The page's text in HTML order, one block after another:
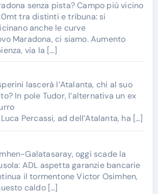
senza pista? Campo più vicino
tra distinti e tribuna: si
anche le curve
Maradona, ci siamo. Aumento
via la […]
lascerà l’Atalanta, chi al suo
In pole Tudor, l’alternativa un ex
Percassi, ad dell’Atalanta, ha […]
Galatasaray, oggi scade la
ADL aspetta garanzie bancarie
il tormentone Victor Osimhen,
caldo […]